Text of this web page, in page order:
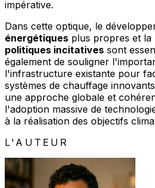
impérative.
Dans cette optique, le
énergétiques plus propres et la
politiques incitatives sont
également de souligner
l'infrastructure existante pour
systèmes de chauffage
une approche globale et
l'adoption massive de
à la réalisation des objectifs
L'AUTEUR